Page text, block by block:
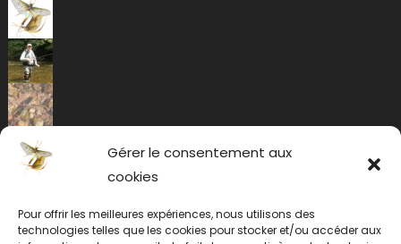
Gérer le consentement aux
cookies
Pour offrir les meilleures expériences, nous utilisons des
technologies telles que les cookies pour stocker et/ou accéder aux